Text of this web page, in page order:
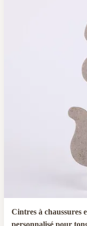
Cintres à chaussures
personnalisé pour